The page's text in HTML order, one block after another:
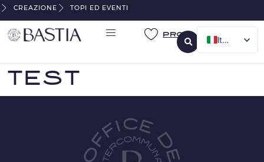
CREAZIONE TOPI ED EVENTI
Pro
Italian
German
test